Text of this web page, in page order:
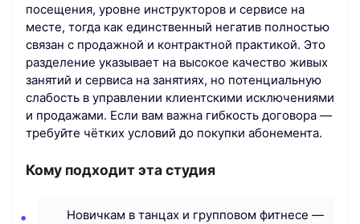
посещения, уровне инструкторов и сервисе на
месте, тогда как единственный негатив полностью
связан с продажной и контрактной практикой. Это
разделение указывает на высокое качество живых
занятий и сервиса на занятиях, но потенциальную
слабость в управлении клиентскими исключениями
и продажами. Если вам важна гибкость договора —
требуйте чётких условий до покупки абонемента.
Кому подходит эта студия
Новичкам в танцах и групповом фитнесе —